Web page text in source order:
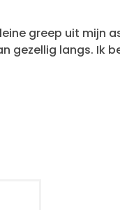
greep uit mijn
gezellig langs. Ik